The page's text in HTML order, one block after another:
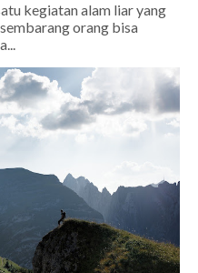
kegiatan alam liar yang
orang bisa